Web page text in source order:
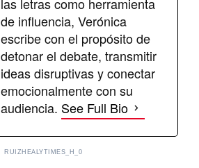
de influencia, Verónica
escribe con el propósito de
detonar el debate, transmitir
ideas disruptivas y conectar
emocionalmente con su
audiencia. See Full Bio
RUIZHEALYTIMES_H_0